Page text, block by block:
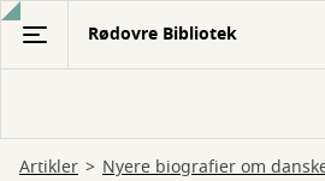
Gå
hovedindhold
Rødovre Bibliotek
Artikler Nyere biografier om